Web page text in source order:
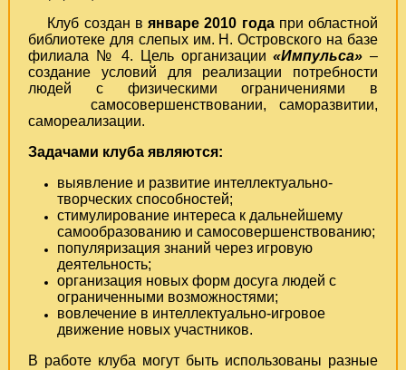
Клуб создан в январе 2010 годапри областной
библиотеке для слепых им. Н. Островского на базе
филиала № 4. Цель организации«Импульса» –
создание условий для реализации потребности
людей с физическими ограничениями в
самосовершенствовании, саморазвитии,
самореализации.
Задачами клуба являются:
выявление и развитие интеллектуально-
творческих способностей;
стимулирование интереса к дальнейшему
самообразованию и самосовершенствованию;
популяризация знаний через игровую
деятельность;
организация новых форм досуга людей с
ограниченными возможностями;
вовлечение в интеллектуально-игровое
движение новых участников.
В работе клуба могут быть использованы разные